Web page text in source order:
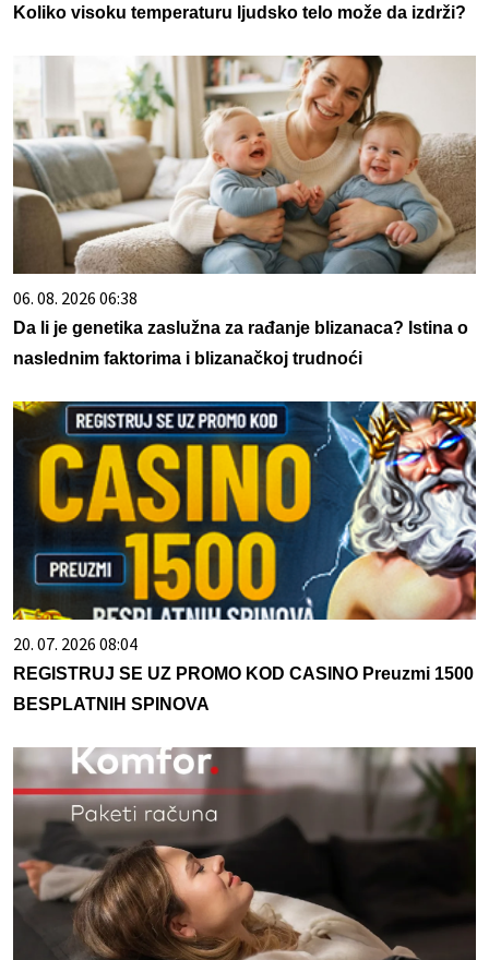
Koliko visoku temperaturu ljudsko telo može da izdrži?
06. 08. 2026 06:38
Da li je genetika zaslužna za rađanje blizanaca? Istina o
naslednim faktorima i blizanačkoj trudnoći
20. 07. 2026 08:04
REGISTRUJ SE UZ PROMO KOD CASINO Preuzmi 1500
BESPLATNIH SPINOVA